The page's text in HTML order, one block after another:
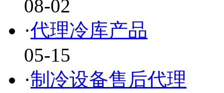
08-02
·代理冷库产品
05-15
·制冷设备售后代理